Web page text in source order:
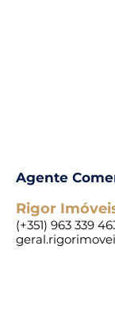
Agente
Rigor
(+351) 963 339